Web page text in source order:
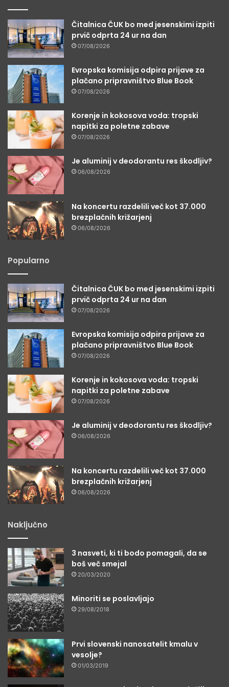
Čitalnica ČUK bo med jesenskimi izpiti
prvič odprta 24 ur na dan
07/08/2026
Evropska komisija odpira prijave za
plačano pripravništvo Blue Book
07/08/2026
Korenje in kokosova voda: tropski
napitki za poletne zabave
07/08/2026
Je aluminij v deodorantu res škodljiv?
06/08/2026
Na koncertu razdelili več kot 37.000
brezplačnih križarjenj
06/08/2026
Popularno
Čitalnica ČUK bo med jesenskimi izpiti
prvič odprta 24 ur na dan
07/08/2026
Evropska komisija odpira prijave za
plačano pripravništvo Blue Book
07/08/2026
Korenje in kokosova voda: tropski
napitki za poletne zabave
07/08/2026
Je aluminij v deodorantu res škodljiv?
06/08/2026
Na koncertu razdelili več kot 37.000
brezplačnih križarjenj
06/08/2026
Naključno
3 nasveti, ki ti bodo pomagali, da se
boš več smejal
20/03/2020
Minoriti se poslavljajo
29/08/2018
Prvi slovenski nanosatelit kmalu v
vesolje?
01/03/2019